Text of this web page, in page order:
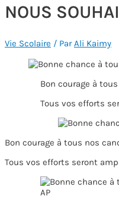
NOUS
Vie Scolaire / ParAli Kaimy
Bon courage à
Tous vos efforts
Bon courage à tous nos
Tous vos efforts seront